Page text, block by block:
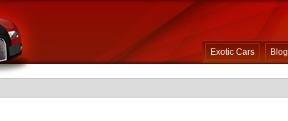
Exotic Cars Blog